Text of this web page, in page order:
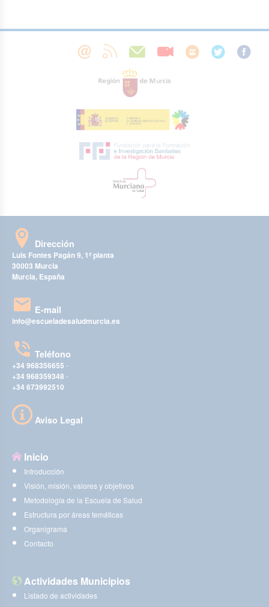
Dirección
Luis Fontes Pagán 9, 1ª planta
30003 Murcia
Murcia, España
E-mail
info@escueladesaludmurcia.es
Teléfono
+34 968356655 -
+34 968359348 -
+34 673992510
Aviso Legal
Inicio
Introducción
Visión, misión, valores y objetivos
Metodología de la Escuela de Salud
Estructura por áreas temáticas
Organigrama
Contacto
Actividades Municipios
Listado de actividades